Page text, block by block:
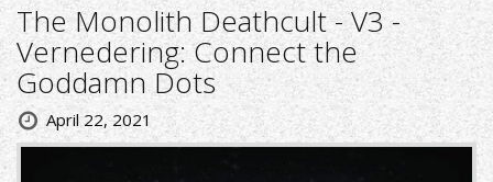
The Monolith Deathcult - V3 -
Vernedering: Connect the
Goddamn Dots
April 22, 2021